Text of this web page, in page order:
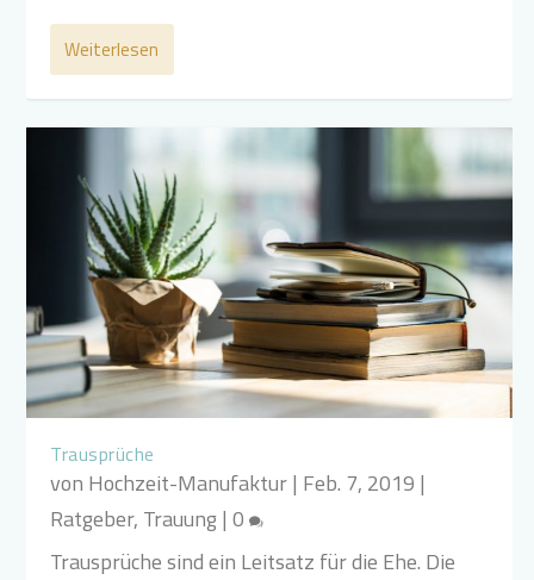
Weiterlesen
Trausprüche
von Hochzeit-Manufaktur| Feb. 7, 2019 |
Ratgeber, Trauung|0
Trausprüche sind ein Leitsatz für die Ehe. Die